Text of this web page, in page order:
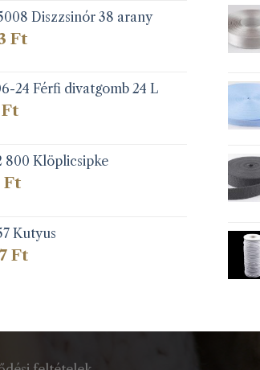
Diszzsinór 38 arany
Ft
24 Férfi divatgomb 24 L
Ft
800 Klöplicsipke
Ft
Kutyus
Ft